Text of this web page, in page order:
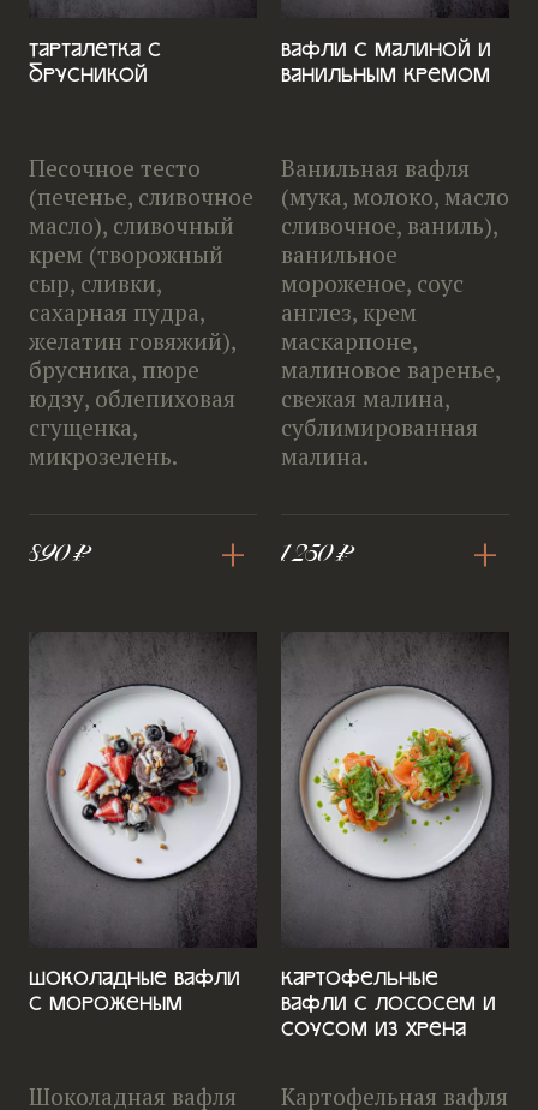
Тарталетка с
брусникой
Песочное тесто
(печенье, сливочное
масло), сливочный
крем (творожный
сыр, сливки,
сахарная пудра,
желатин говяжий),
брусника, пюре
юдзу, облепиховая
сгущенка,
микрозелень.
890 ₽ +
Вафли с малиной и
ванильным кремом
Ванильная вафля
(мука, молоко, масло
сливочное, ваниль),
ванильное
мороженое, соус
англез, крем
маскарпоне,
малиновое варенье,
свежая малина,
сублимированная
малина.
1 250 ₽ +
Шоколадные вафли
с мороженым
Шоколадная вафля
Картофельные
вафли с лососем и
соусом из хрена
Картофельная вафля